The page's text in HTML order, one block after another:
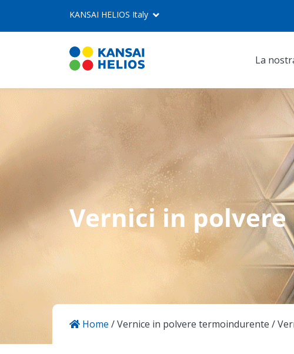
KANSAI HELIOS Italy
La
Vernici in
Home /Vernice in polvere termoindurente /
La nostra azienda
Novità
Carriera
Contatto